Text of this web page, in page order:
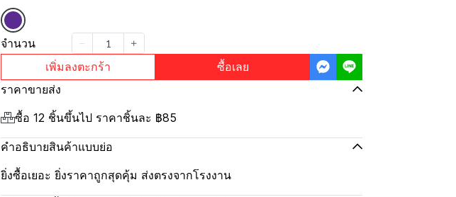
จำนวน
เพิ่มลงตะกร้า ซื้อเลย
ราคาขายส่ง
ซื้อ 12 ชิ้นขึ้นไป ราคาชิ้นละ ฿85
คำอธิบายสินค้าแบบย่อ
ยิ่งซื้อเยอะ ยิ่งราคาถูกสุดคุ้ม ส่งตรงจากโรงงาน